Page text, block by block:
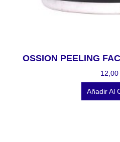
OSSION PEELING
12,00
Añadir Al